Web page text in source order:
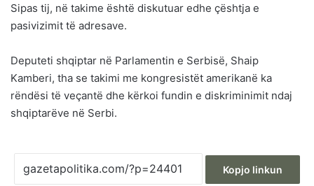
Sipas tij, në takime është diskutuar edhe çështja e
pasivizimit të adresave.
Deputeti shqiptar në Parlamentin e Serbisë, Shaip
Kamberi, tha se takimi me kongresistët amerikanë ka
rëndësi të veçantë dhe kërkoi fundin e diskriminimit ndaj
shqiptarëve në Serbi.
Kopjo linkun